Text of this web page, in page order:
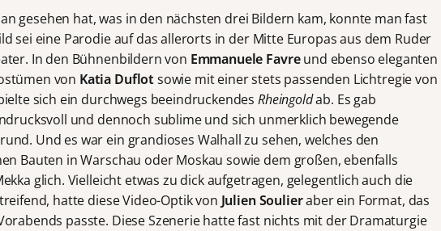
gesehen hat, was in den nächsten drei Bildern kam, konnte man fast
sei eine Parodie auf das allerorts in der Mitte Europas aus dem Ruder
In den Bühnenbildern von Emmanuele Favreund ebenso eleganten
von Katia Duflotsowie mit einer stets passenden Lichtregie von
sich ein durchwegs beeindruckendesRheingoldab. Es gab
und dennoch sublime und sich unmerklich bewegende
Und es war ein grandioses Walhall zu sehen, welches den
Bauten in Warschau oder Moskau sowie dem großen, ebenfalls
glich. Vielleicht etwas zu dick aufgetragen, gelegentlich auch die
hatte diese Video-Optik von Julien Soulieraber ein Format, das
passte. Diese Szenerie hatte fast nichts mit der Dramaturgie